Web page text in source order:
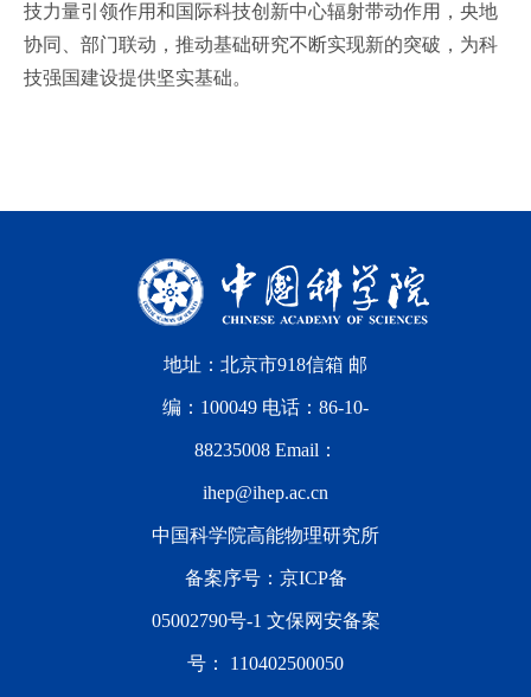
技力量引领作用和国际科技创新中心辐射带动作用，央地
协同、部门联动，推动基础研究不断实现新的突破，为科
技强国建设提供坚实基础。
地址：北京市918信箱 邮
编：100049 电话：86-10-
88235008 Email：
ihep@ihep.ac.cn
中国科学院高能物理研究所
备案序号： 京ICP备
05002790号-1 文保网安备案
号： 110402500050